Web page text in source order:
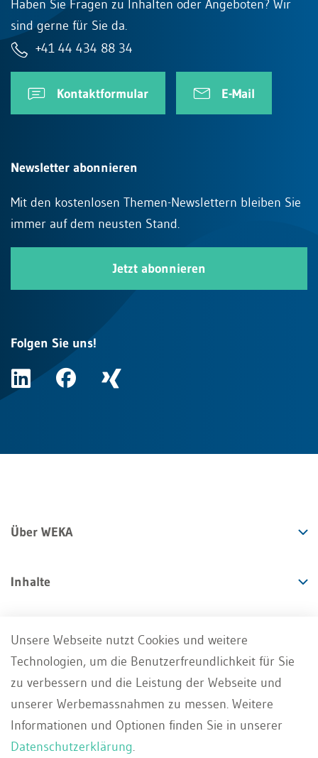
Haben Sie Fragen zu Inhalten oder Angeboten? Wir
sind gerne für Sie da.
+41 44 434 88 34
Kontaktformular E-Mail
Newsletter abonnieren
Mit den kostenlosen Themen-Newslettern bleiben Sie
immer auf dem neusten Stand.
Jetzt abonnieren
Folgen Sie uns!
Über WEKA
Inhalte
Angebote
Services
Unsere Webseite nutzt Cookies und weitere
Technologien, um die Benutzerfreundlichkeit für Sie
zu verbessern und die Leistung der Webseite und
unserer Werbemassnahmen zu messen. Weitere
Informationen und Optionen finden Sie in unserer
Datenschutzerklärung.